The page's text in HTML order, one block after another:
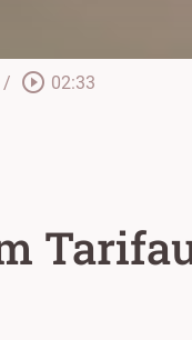
/ play_circle_outline 02:33